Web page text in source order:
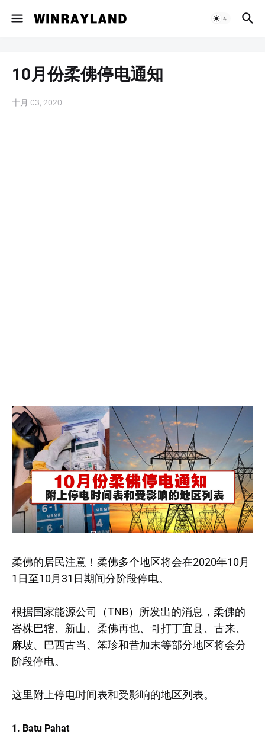
10月份柔佛停电通知
十月 03, 2020
柔佛的居民注意！柔佛多个地区将会在2020年10月
1日至10月31日期间分阶段停电。
根据国家能源公司（TNB）所发出的消息，柔佛的
峇株巴辖、新山、柔佛再也、哥打丁宜县、古来、
麻坡、巴西古当、笨珍和昔加末等部分地区将会分
阶段停电。
这里附上停电时间表和受影响的地区列表。
1. Batu Pahat